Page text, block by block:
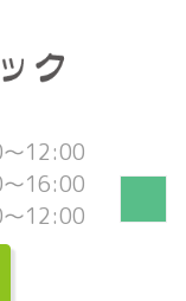
12:00
16:00
12:00